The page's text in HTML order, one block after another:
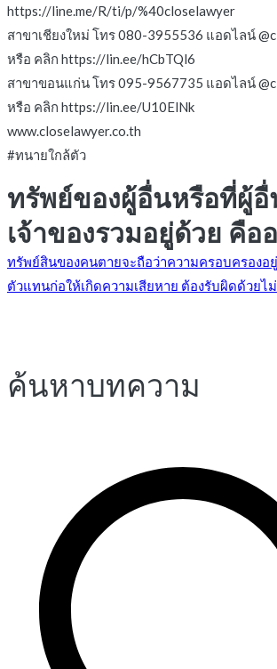
https://line.me/R/ti/p/%40closelawyer
สาขาเชียงใหม่ โทร 080-3955536 แอดไลน์
หรือ คลิก https://lin.ee/hCbTQl6
สาขาขอนแก่น โทร 095-9567735 แอดไลน์
หรือ คลิก https://lin.ee/U10ElNk
www.closelawyer.co.th
#ทนายใกล้ตัว
ทรัพย์ของผู้อื่นหรือที่ผู้อื่
เจ้าของรวมอยู่ด้วย คือ
แนะแนว
ทรัพย์สินของคนตายจะถือว่าความครอบครองอ
ตัวแทนก่อให้เกิดความเสียหาย ต้องรับผิดด้วยไม่
ค้นหาบทความ